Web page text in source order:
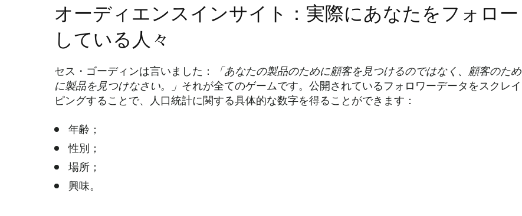
オーディエンスインサイト：実際にあなたをフォロー
している人々
セス・ゴーディンは言いました：
「あなたの製品のために顧客を見つけるのではなく、顧客のため
に製品を見つけなさい。」 それが全てのゲームです。公開されているフォロワーデータをスクレイ
ピングすることで、人口統計に関する具体的な数字を得ることができます：
年齢；
性別；
場所；
興味。